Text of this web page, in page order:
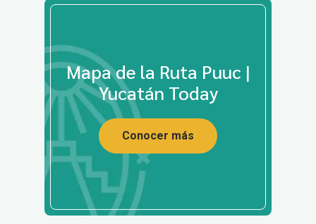
Mapa de la Ruta Puuc |
Yucatán Today
Conocer más